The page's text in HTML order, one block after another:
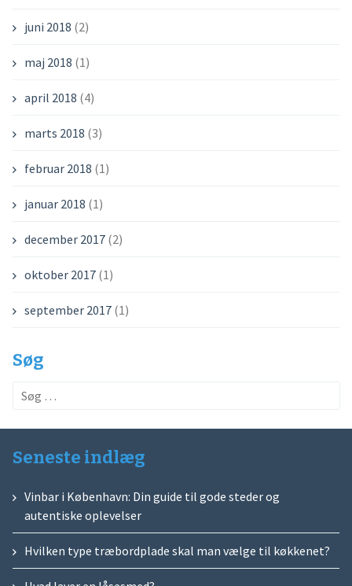
juni 2018 (2)
maj 2018 (1)
april 2018 (4)
marts 2018 (3)
februar 2018 (1)
januar 2018 (1)
december 2017(2)
oktober 2017(1)
september 2017(1)
Søg
Søg
Seneste indlæg
Vinbar i København: Din guide til gode steder og
autentiske oplevelser
Hvilken type træbordplade skal man vælge til køkkenet?